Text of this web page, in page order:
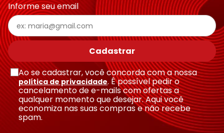
Informe seu email
Cadastrar
Ao se cadastrar, você concorda com a nossa
política de privacidade. É possível pedir o
cancelamento de e-mails com ofertas a
qualquer momento que desejar. Aqui você
economiza nas suas compras e não recebe
spam.